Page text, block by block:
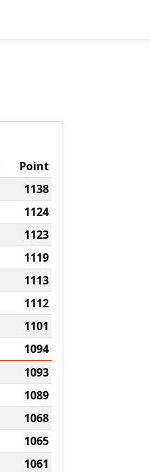
Point
1138
1124
1123
1119
1113
1112
1101
1094
1093
1089
1068
1065
1061